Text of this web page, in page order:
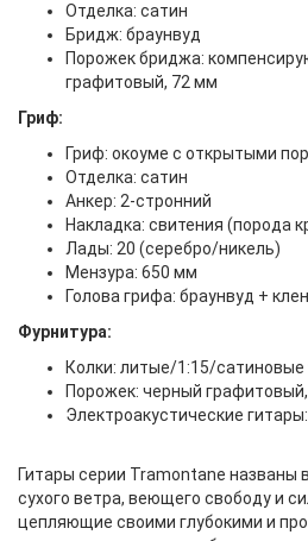
Отделка: сатин
Бридж: браунвуд
Порожек бриджа:
графитовый, 72 мм
Гриф:
Гриф: окоуме с открытыми
Отделка: сатин
Анкер: 2-стронний
Накладка: свитения (порода
Лады: 20 (серебро/никель)
Мензура: 650 мм
Голова грифа: браунвуд +
Фурнитура:
Колки: литые/1:15/сатиновые
Порожек: черный
Электроакустические
Гитары серии Tramontane названы
сухого ветра, веющего свободу и
цепляющие своими глубокими и